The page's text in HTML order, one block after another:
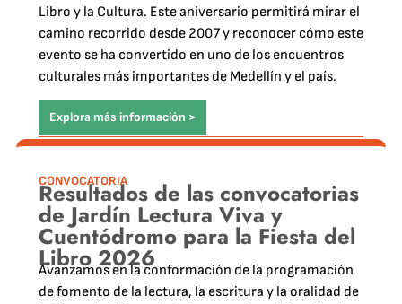
Libro y la Cultura. Este aniversario permitirá mirar el
camino recorrido desde 2007 y reconocer cómo este
evento se ha convertido en uno de los encuentros
culturales más importantes de Medellín y el país.
Explora más información >
CONVOCATORIA
Resultados de las convocatorias
de Jardín Lectura Viva y
Cuentódromo para la Fiesta del
Libro 2026
Avanzamos en la conformación de la programación
de fomento de la lectura, la escritura y la oralidad de